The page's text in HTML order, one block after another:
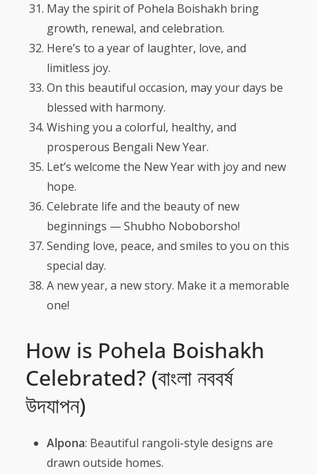
May the spirit of Pohela Boishakh bring
growth, renewal, and celebration.
Here’s to a year of laughter, love, and
limitless joy.
On this beautiful occasion, may your days be
blessed with harmony.
Wishing you a colorful, healthy, and
prosperous Bengali New Year.
Let’s welcome the New Year with joy and new
hope.
Celebrate life and the beauty of new
beginnings — Shubho Noboborsho!
Sending love, peace, and smiles to you on this
special day.
A new year, a new story. Make it a memorable
one!
How is Pohela Boishakh
Celebrated? (বাংলা নববর্ষ
উদযাপন)
Alpona: Beautiful rangoli-style designs are
drawn outside homes.